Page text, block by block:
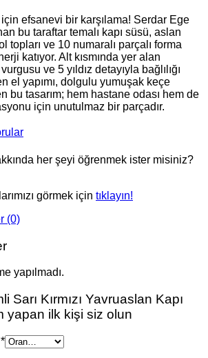
efsanevi bir karşılama! Serdar Ege
bu taraftar temalı kapı süsü, aslan
topları ve 10 numaralı parçalı forma
katıyor. Alt kısmında yer alan
ve 5 yıldız detayıyla bağlılığı
el yapımı, dolgulu yumuşak keçe
bu tasarım; hem hastane odası hem de
için unutulmaz bir parçadır.
her şeyi öğrenmek ister misiniz?
görmek için tıklayın!
(0)
yapılmadı.
Sarı Kırmızı Yavruaslan Kapı
yapan ilk kişi siz olun
*